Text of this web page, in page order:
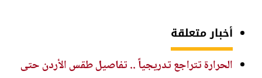
أخبار متعلقة
الحرارة تتراجع تدريجياً .. تفاصيل طقس الأردن حتى